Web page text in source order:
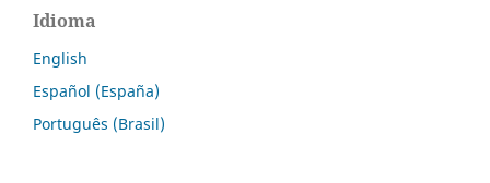
Idioma
English
Español (España)
Português (Brasil)